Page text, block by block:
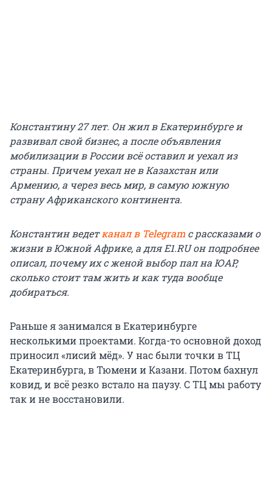
Константину 27 лет. Он жил в Екатеринбурге и
развивал свой бизнес, а после объявления
мобилизации в России всё оставил и уехал из
страны. Причем уехал не в Казахстан или
Армению, а через весь мир, в самую южную
страну Африканского континента.
Константин ведетканал в Telegram с рассказами о
жизни в Южной Африке, а для E1.RU он подробнее
описал, почему их с женой выбор пал на ЮАР,
сколько стоит там жить и как туда вообще
добираться.
Раньше я занимался в Екатеринбурге
несколькими проектами. Когда-то основной доход
приносил «лисий мёд». У нас были точки в ТЦ
Екатеринбурга, в Тюмени и Казани. Потом бахнул
ковид, и всё резко встало на паузу. С ТЦ мы работу
так и не восстановили.